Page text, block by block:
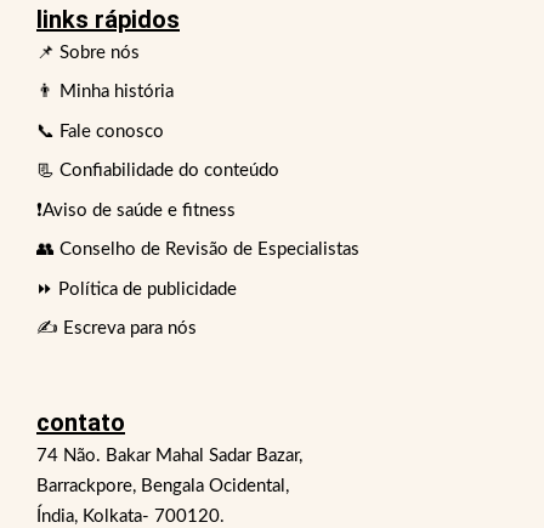
links rápidos
📌 Sobre nós
👨 Minha história
📞 Fale conosco
📃 Confiabilidade do conteúdo
❗Aviso de saúde e fitness
👥 Conselho de Revisão de Especialistas
⏩ Política de publicidade
✍️ Escreva para nós
contato
74 Não. Bakar Mahal Sadar Bazar,
Barrackpore, Bengala Ocidental,
Índia, Kolkata- 700120.